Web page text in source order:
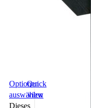
Optionen
auswählen
Dieses
Quick
view